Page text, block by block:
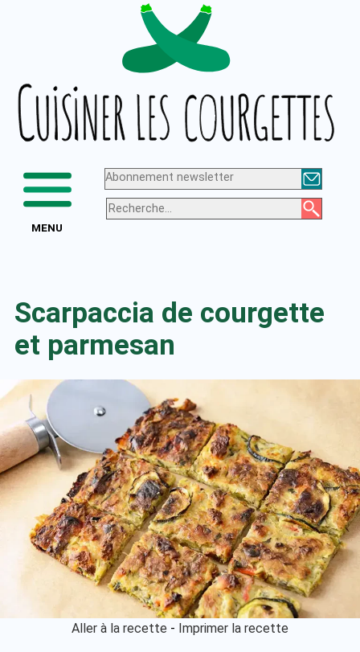
courgettes
MENU
Abonnement newsletter
Scarpaccia de courgette
et parmesan
Aller à la recette - Imprimer la recette